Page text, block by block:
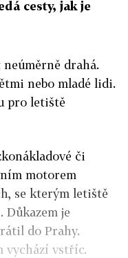
cesty, jak je
drahá.
nebo mladé lidi.
pro letiště
či
motorem
se kterým letiště
je
do Prahy.
vychází vstříc.